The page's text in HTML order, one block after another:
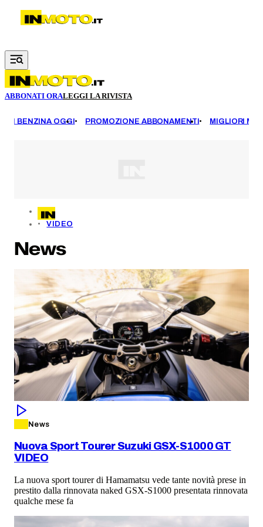
Vai al contenuto principale
ABBONATI ORALEGGI LA RIVISTA
BENZINA OGGI PROMOZIONE ABBONAMENTI MIGLIORI
VIDEO
News
News
Nuova Sport Tourer Suzuki GSX-S1000 GT
VIDEO
La nuova sport tourer di Hamamatsu vede tante novità prese in
prestito dalla rinnovata naked GSX-S1000 presentata rinnovata
qualche mese fa